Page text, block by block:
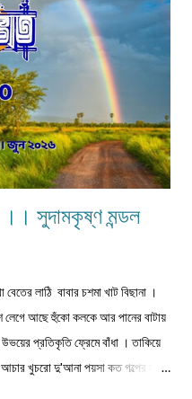
সুদামকৃষ্ণ মন্ডল
লাঠি বাবার চশমা খাট বিছানা ।
আছে হুঁকো কলকে আর পানের বাটায়
উভয়ের প্রতিকৃতি ফ্রেমে বাঁধা । তাকিয়ে
খুচরো দু'আনা পয়সা কত গল্পের মাটি